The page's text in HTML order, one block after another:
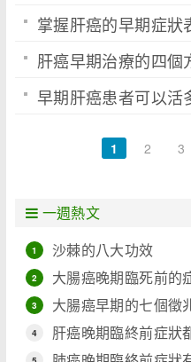
掌握肝癌的早期症狀
肝癌早期治療的四個
早期肝癌患者可以活
1 2 3
一週熱文
1 沙棘的八大功效
2 大腸癌晚期臨死前的
3 大腸癌早期的七個徵
4 肝癌晚期臨終前症狀